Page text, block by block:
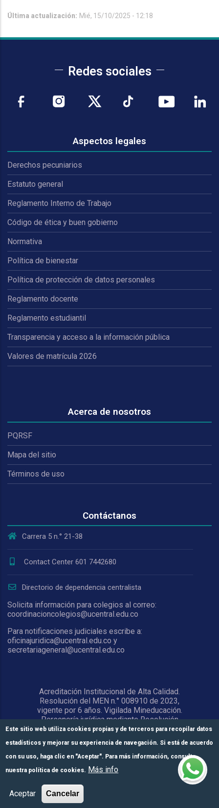
Última actualización: Mié, 15/10/2025 - 12:18
Redes sociales
Aspectos legales
Derechos pecuniarios
Estatuto general
Reglamento Interno de Trabajo
Código de ética y buen gobierno
Normativa
Política de bienestar
Política de protección de datos personales
Reglamento docente
Reglamento estudiantil
Transparencia y acceso a la información pública
Valores de matrícula 2026
Acerca de nosotros
PQRSF
Mapa del sitio
Términos de uso
Contáctanos
Carrera 5 n.° 21-38
Contact Center 601 7442680
Directorio de dependencia centralista
Solicita información para colegios al correo:
coordinacioncolegios@ucentral.edu.co
Para notificaciones judiciales escribe a:
oficinajuridica@ucentral.edu.co y
secretariageneral@ucentral.edu.co
Acreditación Institucional de Alta Calidad.
Resolución del MEN n.° 008910 de 2023,
vigente por 6 años. Vigilada Mineducación.
Personería jurídica mediante Resolución
1876 del 5 de junio de 1967. Reconocida
como Universidad por el Ministerio de
Educación Nacional mediante Resolución
15818 del 31 de octubre de 1978.
© Universidad Central 2026
Formulario de
inscripción
Este sitio web utiliza cookies propias y de terceros para recopilar datos
estadísticos y mejorar su experiencia de navegación. Si está de acuerdo
con su uso, haga clic en "Aceptar". Para más información, consulte
nuestra política de cookies. Más info
Aceptar Cancelar